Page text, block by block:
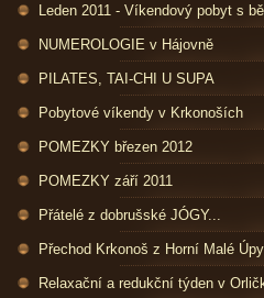
Leden 2011 - Víkendový pobyt s
NUMEROLOGIE v Hájovně
PILATES, TAI-CHI U SUPA
Pobytové víkendy v Krkonoších
POMEZKY březen 2012
POMEZKY září 2011
Přátelé z dobrušské JÓGY...
Přechod Krkonoš z Horní Malé
Relaxační a redukční týden v